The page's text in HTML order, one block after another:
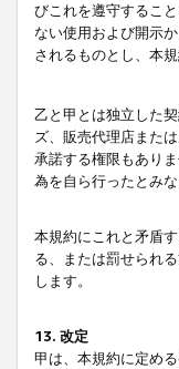
びこれを遵守するこ
ない使用および開示
されるものとし、本
乙と甲とは独立した
ズ、販売代理店また
承諾する権限もあり
為を自ら行ったとみな
本規約にこれと矛盾
る、または罰せられ
します。
13. 改定
甲は、本規約に定め